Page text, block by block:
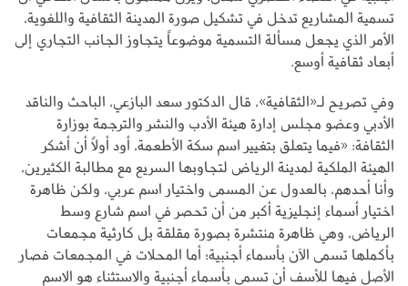
تسمية المشاريع تدخل في تشكيل صورة المدينة الثقافية واللغوية،
الأمر الذي يجعل مسألة التسمية موضوعاً يتجاوز الجانب التجاري إلى
أبعاد ثقافية أوسع.
وفي تصريح لـ«الثقافية»، قال الدكتور سعد البازعي، الباحث والناقد
الأدبي وعضو مجلس إدارة هيئة الأدب والنشر والترجمة بوزارة
الثقافة: «فيما يتعلق بتغيير اسم سكة الأطعمة، أود أولاً أن أشكر
الهيئة الملكية لمدينة الرياض لتجاوبها السريع مع مطالبة الكثيرين،
وأنا أحدهم، بالعدول عن المسمى واختيار اسم عربي، ولكن ظاهرة
اختيار أسماء إنجليزية أكبر من أن تحصر في اسم شارع وسط
الرياض، وهي ظاهرة منتشرة بصورة مقلقة بل كارثية مجمعات
بأكملها تسمى الآن بأسماء أجنبية؛ أما المحلات في المجمعات فصار
الأصل فيها للأسف أن تسمى بأسماء أجنبية والاستثناء هو الاسم